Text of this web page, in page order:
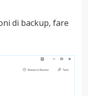
di backup, fare